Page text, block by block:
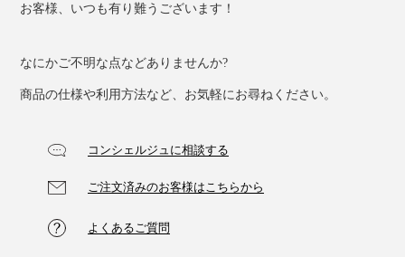
お客様、いつも有り難うございます！
なにかご不明な点などありませんか?
商品の仕様や利用方法など、お気軽にお尋ねください。
コンシェルジュに相談する
ご注文済みのお客様はこちらから
よくあるご質問